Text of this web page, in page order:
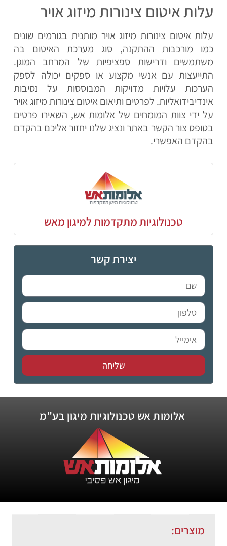
עלות איטום צינורות מיזוג אויר
עלות איטום צינורות מיזוג אויר מותנית בגורמים שונים
כמו מורכבות ההתקנה, סוג מערכת האיטום בה
משתמשים ודרישות ספציפיות של המרחב המוגן.
התייעצות עם אנשי מקצוע או ספקים יכולה לספק
הערכות עלויות מדויקות המבוססות על נסיבות
אינדיבידואליות. לפרטים ותיאום איטום צינורות מיזוג אויר
על ידי צוות המומחים של אלומות אש, השאירו פרטים
בטופס צור הקשר באתר ונציג שלנו יחזור אליכם בהקדם
בהקדם האפשרי.
טכנולוגיות מתקדמות למיגון מאש
יצירת קשר
שליחה
אלומות אש טכנולוגיות מיגון בע"מ
מוצרים: